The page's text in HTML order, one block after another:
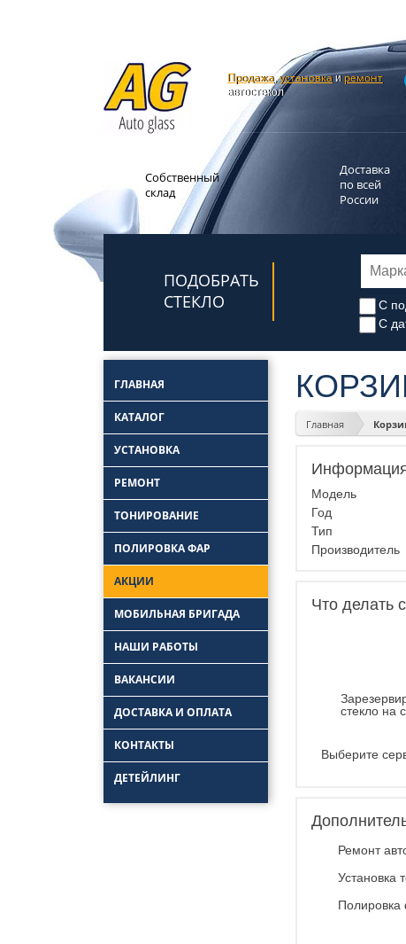
Продажа,установкаи ремонт
автостекол
Собственный
склад
Доставка
по всей
России
ПОДОБРАТЬ
СТЕКЛО
С
С
ГЛАВНАЯ
КАТАЛОГ
УСТАНОВКА
стекол
Замена лобовых
РЕМОНТ
стекла
автостекла
Ремонт трещин
автостекол
Ремонт заднего
стекла автомобиля
ТОНИРОВАНИЕ
ПОЛИРОВКА ФАР
АКЦИИ
МОБИЛЬНАЯ БРИГАДА
НАШИ РАБОТЫ
ВАКАНСИИ
ДОСТАВКА И ОПЛАТА
КОНТАКТЫ
ДЕТЕЙЛИНГ
Полировка
Главная
Модель
Год
Тип
Производитель
Что делать
стекло на
Выберите
Ремонт
Установка